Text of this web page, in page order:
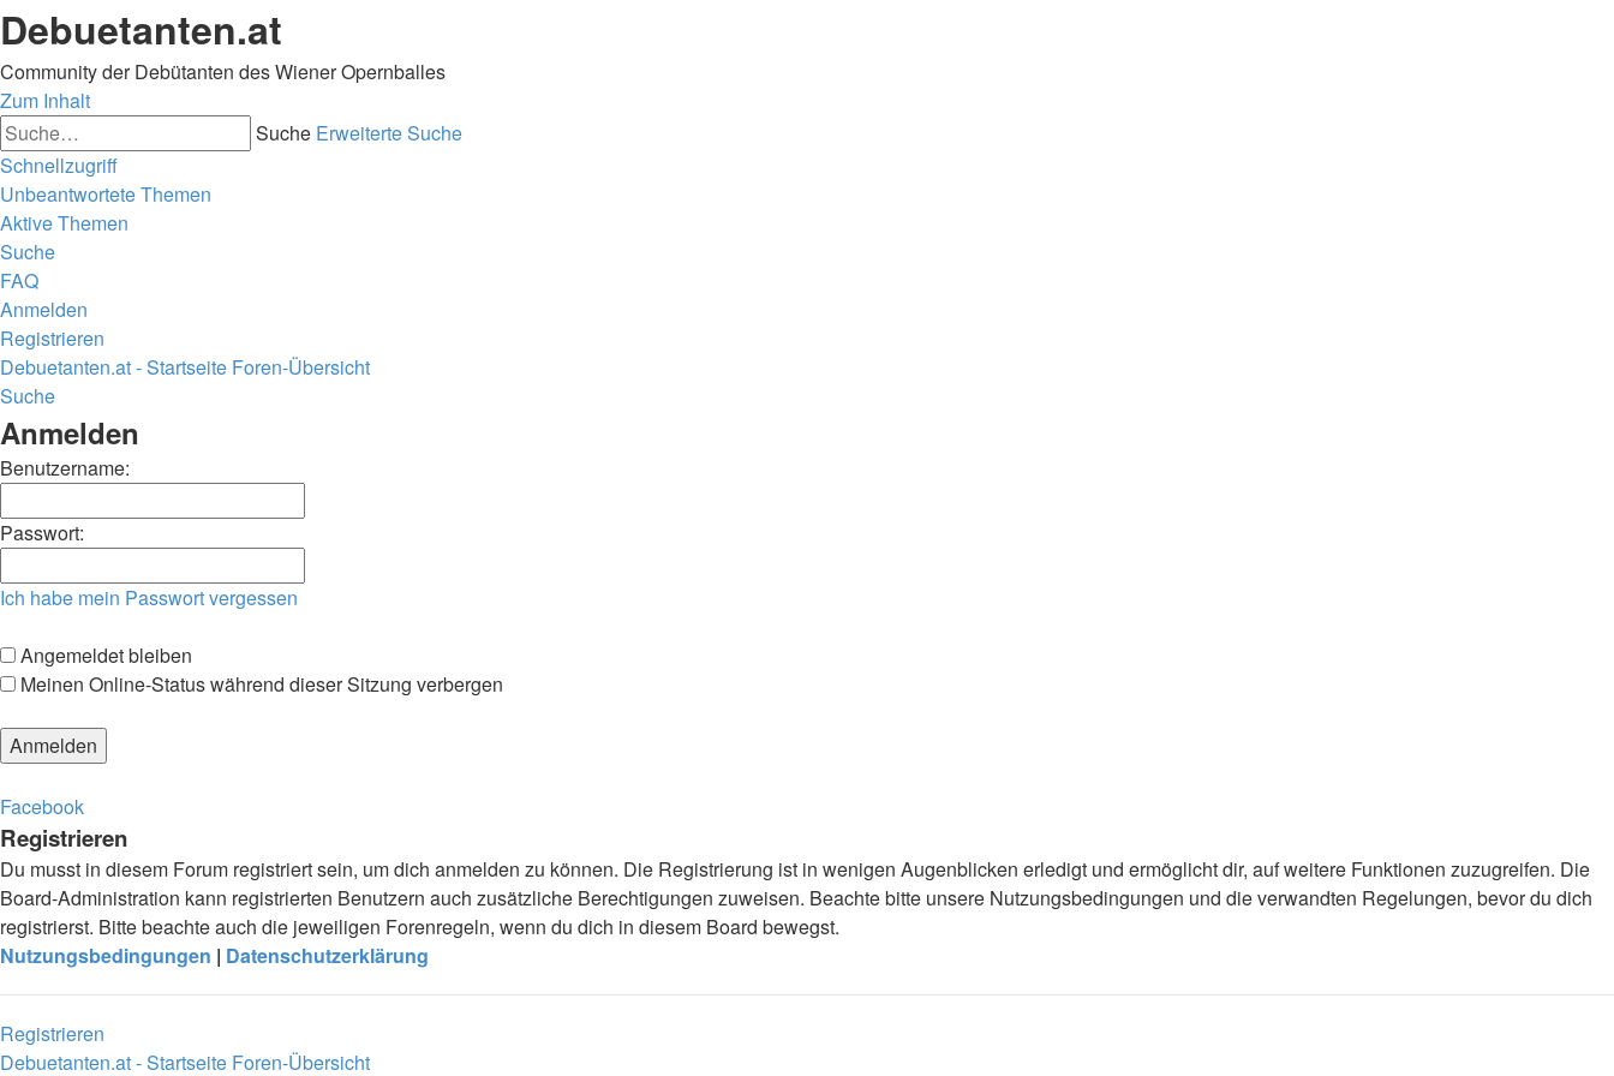
Debuetanten.at
Community der Debütanten des Wiener Opernballes
Zum Inhalt
Suche Erweiterte Suche
Schnellzugriff
Unbeantwortete Themen
Aktive Themen
Suche
FAQ
Anmelden
Registrieren
Debuetanten.at - Startseite Foren-Übersicht
Suche
Anmelden
Benutzername:
Passwort:
Ich habe mein Passwort vergessen
Angemeldet bleiben
Meinen Online-Status während dieser Sitzung verbergen
Facebook
Registrieren
Du musst in diesem Forum registriert sein, um dich anmelden zu können. Die Registrierung ist in wenigen Augenblicken erledigt und ermöglicht dir, auf weitere Funktionen zuzugreifen. Die
Board-Administration kann registrierten Benutzern auch zusätzliche Berechtigungen zuweisen. Beachte bitte unsere Nutzungsbedingungen und die verwandten Regelungen, bevor du dich
registrierst. Bitte beachte auch die jeweiligen Forenregeln, wenn du dich in diesem Board bewegst.
Nutzungsbedingungen | Datenschutzerklärung
Registrieren
Debuetanten.at - Startseite Foren-Übersicht